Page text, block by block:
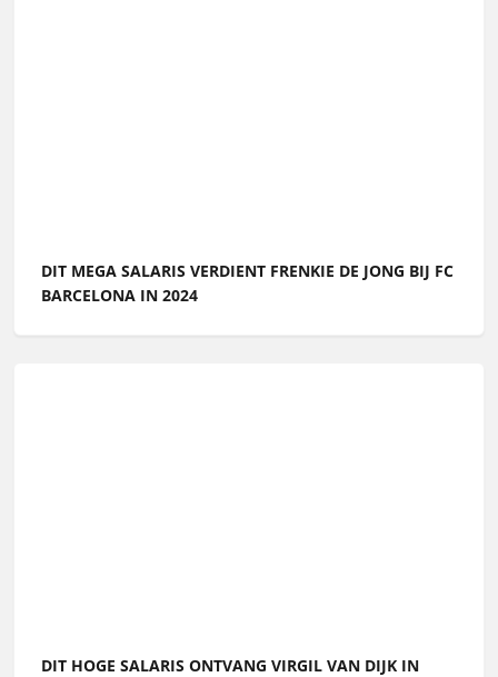
DIT MEGA SALARIS VERDIENT FRENKIE DE JONG BIJ FC
BARCELONA IN 2024
DIT HOGE SALARIS ONTVANG VIRGIL VAN DIJK IN